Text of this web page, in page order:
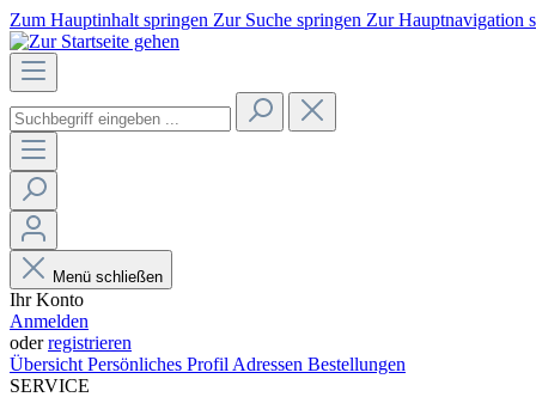
Zum Hauptinhalt springen Zur Suche springen Zur Hauptnavigation
Menü schließen
Ihr Konto
Anmelden
oderregistrieren
Übersicht Persönliches Profil Adressen Bestellungen
SERVICE